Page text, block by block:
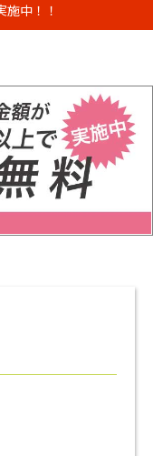
施中！！